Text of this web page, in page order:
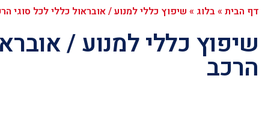
דף הבית»בלוג » שיפוץ כללי למנוע / אובראול כללי לכל סוגי
שיפוץ כללי למנוע /
הרכב